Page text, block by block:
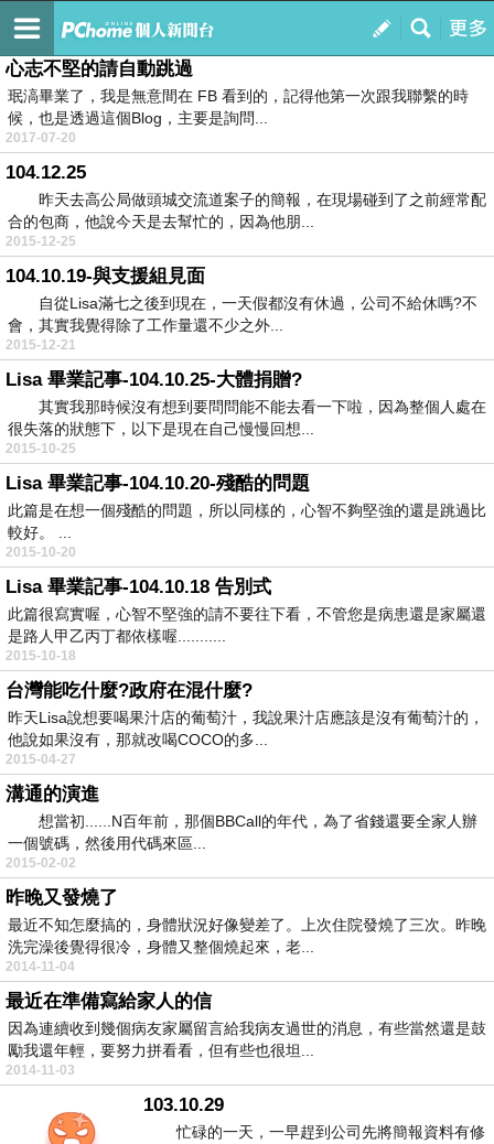
我的
訂閱
Fisa的家
心志不堅的請自動跳過
珉滈畢業了，我是無意間在 FB 看到的，記得他第一次跟我聯繫的時
候，也是透過這個Blog，主要是詢問...
2017-07-20
104.12.25
昨天去高公局做頭城交流道案子的簡報，在現場碰到了之前經常配
合的包商，他說今天是去幫忙的，因為他朋...
2015-12-25
104.10.19-與支援組見面
自從Lisa滿七之後到現在，一天假都沒有休過，公司不給休嗎?不
會，其實我覺得除了工作量還不少之外...
2015-12-21
Lisa 畢業記事-104.10.25-大體捐贈?
其實我那時候沒有想到要問問能不能去看一下啦，因為整個人處在
很失落的狀態下，以下是現在自己慢慢回想...
2015-10-25
Lisa 畢業記事-104.10.20-殘酷的問題
此篇是在想一個殘酷的問題，所以同樣的，心智不夠堅強的還是跳過比
較好。 ...
2015-10-20
Lisa 畢業記事-104.10.18 告別式
此篇很寫實喔，心智不堅強的請不要往下看，不管您是病患還是家屬還
是路人甲乙丙丁都依樣喔...........
2015-10-18
台灣能吃什麼?政府在混什麼?
昨天Lisa說想要喝果汁店的葡萄汁，我說果汁店應該是沒有葡萄汁的，
他說如果沒有，那就改喝COCO的多...
2015-04-27
溝通的演進
想當初......N百年前，那個BBCall的年代，為了省錢還要全家人辦
一個號碼，然後用代碼來區...
2015-02-02
昨晚又發燒了
最近不知怎麼搞的，身體狀況好像變差了。上次住院發燒了三次。昨晚
洗完澡後覺得很冷，身體又整個燒起來，老...
2014-11-04
最近在準備寫給家人的信
因為連續收到幾個病友家屬留言給我病友過世的消息，有些當然還是鼓
勵我還年輕，要努力拼看看，但有些也很坦...
2014-11-03
103.10.29
忙碌的一天，一早趕到公司先將簡報資料有修